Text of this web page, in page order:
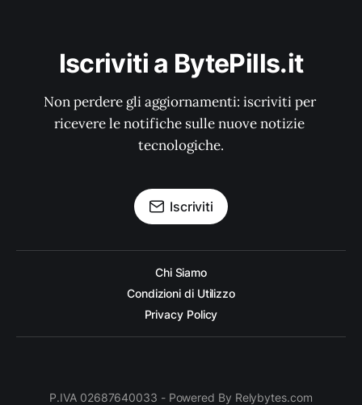
Iscriviti a BytePills.it
Non perdere gli aggiornamenti: iscriviti per
ricevere le notifiche sulle nuove notizie
tecnologiche.
Iscriviti
Chi Siamo
Condizioni di Utilizzo
Privacy Policy
P.IVA 02687640033 - Powered By Relybytes.com